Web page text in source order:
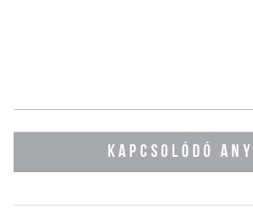
KAPCSOLÓDÓ